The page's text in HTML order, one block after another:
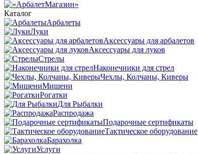
Каталог
Арбалеты
Луки
Аксессуары для арбалетов
Аксессуары для луков
Стрелы
Наконечники для стрел
Чехлы, Колчаны, Киверы
Мишени
Рогатки
Для Рыбалки
Распродажа
Подарочные сертификаты
Тактическое оборудование
Барахолка
Услуги